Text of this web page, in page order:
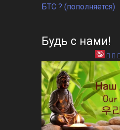
БТС ? (пополняется)
Будь с нами!